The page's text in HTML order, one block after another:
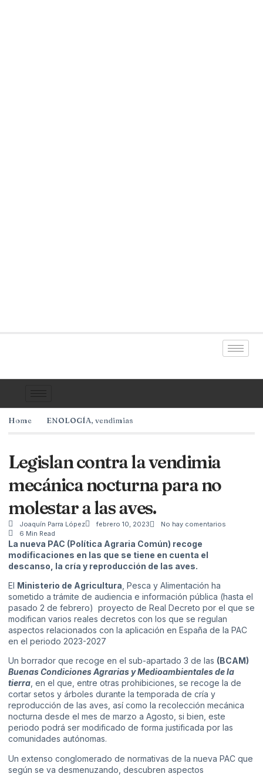
Home ENOLOGÍA, vendimias
Legislan contra la vendimia
mecánica nocturna para no
molestar a las aves.
Joaquín Parra López febrero 10, 2023
No hay comentarios
6 Min Read
La nueva PAC (Política Agraria Común) recoge
modificaciones en las que se tiene en cuenta el
descanso, la cría y reproducción de las aves.
El Ministerio de Agricultura , Pesca y Alimentación ha
sometido a trámite de audiencia e información pública (hasta el
pasado 2 de febrero) proyecto de Real Decreto por el que se
modifican varios reales decretos con los que se regulan
aspectos relacionados con la aplicación en España de la PAC
en el periodo 2023-2027
Un borrador que recoge en el sub-apartado 3 de las (BCAM)
Buenas Condiciones Agrarias y Medioambientales de la
tierra, en el que, entre otras prohibiciones, se recoge la de
cortar setos y árboles durante la temporada de cría y
reproducción de las aves, así como la recolección mecánica
nocturna desde el mes de marzo a Agosto, si bien, este
periodo podrá ser modificado de forma justificada por las
comunidades autónomas.
Un extenso conglomerado de normativas de la nueva PAC que
según se va desmenuzando, descubren aspectos